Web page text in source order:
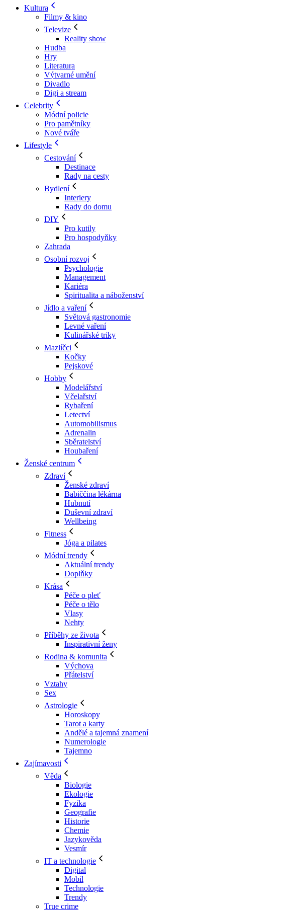
Kultura
Filmy & kino
Televize
Reality show
Hudba
Hry
Literatura
Výtvarné umění
Divadlo
Digi a stream
Celebrity
Módní policie
Pro pamětníky
Nové tváře
Lifestyle
Cestování
Destinace
Rady na cesty
Bydlení
Interiery
Rady do domu
DIY
Pro kutily
Pro hospodyňky
Zahrada
Osobní rozvoj
Psychologie
Management
Kariéra
Spiritualita a náboženství
Jídlo a vaření
Světová gastronomie
Levné vaření
Kulinářské triky
Mazlíčci
Kočky
Pejskové
Hobby
Modelářství
Včelařství
Rybaření
Letectví
Automobilismus
Adrenalin
Sběratelství
Houbaření
Ženské centrum
Zdraví
Ženské zdraví
Babiččina lékárna
Hubnutí
Duševní zdraví
Wellbeing
Fitness
Jóga a pilates
Módní trendy
Aktuální trendy
Doplňky
Krása
Péče o pleť
Péče o tělo
Vlasy
Nehty
Příběhy ze života
Inspirativní ženy
Rodina & komunita
Výchova
Přátelství
Vztahy
Sex
Astrologie
Horoskopy
Tarot a karty
Andělé a tajemná znamení
Numerologie
Tajemno
Zajímavosti
Věda
Biologie
Ekologie
Fyzika
Geografie
Historie
Chemie
Jazykověda
Vesmír
IT a technologie
Digital
Mobil
Technologie
Trendy
True crime